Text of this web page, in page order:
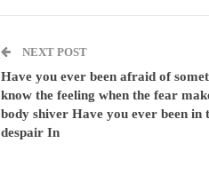
NEXT POST
Have you ever been afraid of
know the feeling when the fear
body shiver Have you ever been in
despair In